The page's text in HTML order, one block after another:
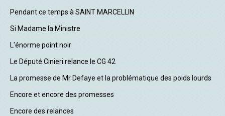
Pendant ce temps à SAINT MARCELLIN
Si Madame la Ministre
L'énorme point noir
Le Député Cinieri relance le CG 42
La promesse de Mr Defaye et la problématique des poids lourds
Encore et encore des promesses
Encore des relances